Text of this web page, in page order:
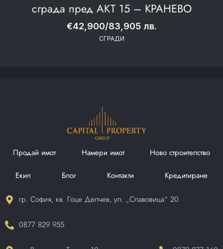
сграда пред АКТ 15 – КРАНЕВО
€42,900/83,905 лв.
СГРАДИ
Продай имот Намери имот Ново строителство
Екип Блог Контакти Кредитиране
гр. София, кв. Гоце Делчев, ул. „Славовица“ 20
0877 829 955